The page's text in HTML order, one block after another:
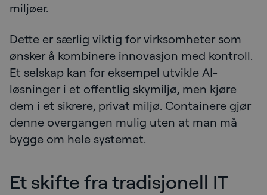
miljøer.
Dette er særlig viktig for virksomheter som
ønsker å kombinere innovasjon med kontroll.
Et selskap kan for eksempel utvikle AI-
løsninger i et offentlig skymiljø, men kjøre
dem i et sikrere, privat miljø. Containere gjør
denne overgangen mulig uten at man må
bygge om hele systemet.
Et skifte fra tradisjonell IT